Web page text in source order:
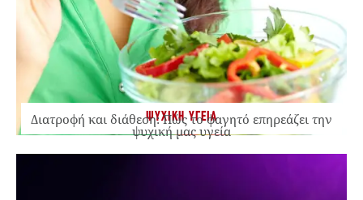
ΨΥΧΙΚΗ ΥΓΕΙΑ
Διατροφή και διάθεση: Πώς το φαγητό επηρεάζει την
ψυχική μας υγεία